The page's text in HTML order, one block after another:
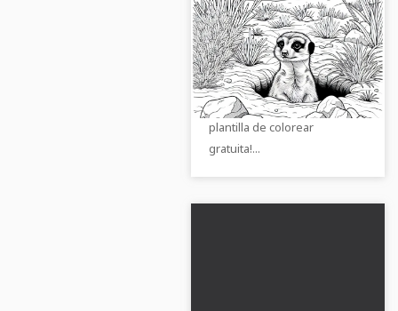
Los suricatos sacan la
cabeza del hoyo -
Plantilla de dibujo
gratis
Suricata curiosa en un
agujero como imagen para
colorear. ¡Descarga ahora la
plantilla de colorear
gratuita!...